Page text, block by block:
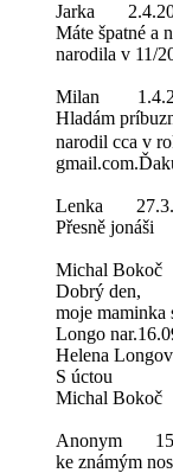
Jarka
Máte špatné a
narodila v 11/
Milan
Hladám
narodil cca v
Lenka
Přesně jonáši
Michal Bokoč
Dobrý den,
moje maminka
Longo
Helena
S úctou
Michal Bokoč
Anonym
ke známým